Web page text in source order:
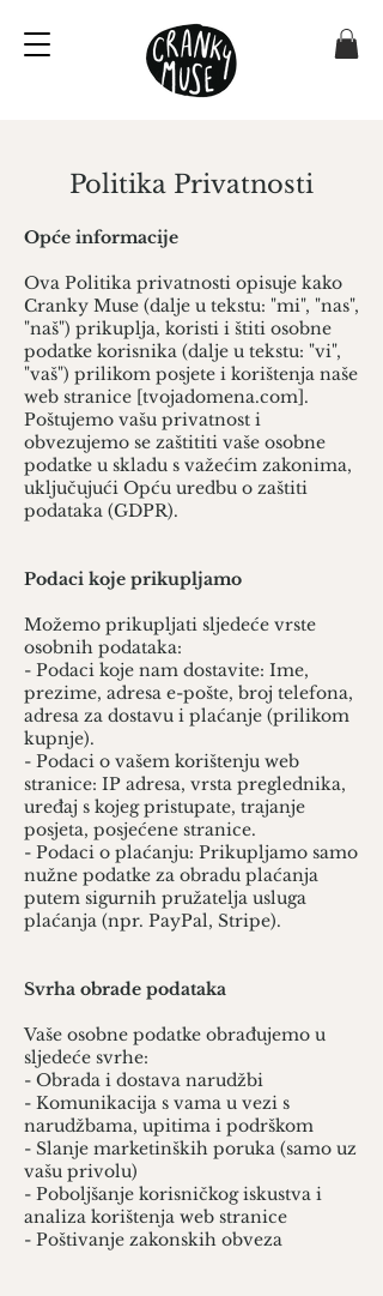
Politika Privatnosti
Opće informacije
Ova Politika privatnosti opisuje kako
Cranky Muse (dalje u tekstu: "mi", "nas",
"naš") prikuplja, koristi i štiti osobne
podatke korisnika (dalje u tekstu: "vi",
"vaš") prilikom posjete i korištenja naše
web stranice [tvojadomena.com].
Poštujemo vašu privatnost i
obvezujemo se zaštititi vaše osobne
podatke u skladu s važećim zakonima,
uključujući Opću uredbu o zaštiti
podataka (GDPR).
Podaci koje prikupljamo
Možemo prikupljati sljedeće vrste
osobnih podataka:
- Podaci koje nam dostavite: Ime,
prezime, adresa e-pošte, broj telefona,
adresa za dostavu i plaćanje (prilikom
kupnje).
- Podaci o vašem korištenju web
stranice: IP adresa, vrsta preglednika,
uređaj s kojeg pristupate, trajanje
posjeta, posjećene stranice.
- Podaci o plaćanju: Prikupljamo samo
nužne podatke za obradu plaćanja
putem sigurnih pružatelja usluga
plaćanja (npr. PayPal, Stripe).
Svrha obrade podataka
Vaše osobne podatke obrađujemo u
sljedeće svrhe:
- Obrada i dostava narudžbi
- Komunikacija s vama u vezi s
narudžbama, upitima i podrškom
- Slanje marketinških poruka (samo uz
vašu privolu)
- Poboljšanje korisničkog iskustva i
analiza korištenja web stranice
- Poštivanje zakonskih obveza